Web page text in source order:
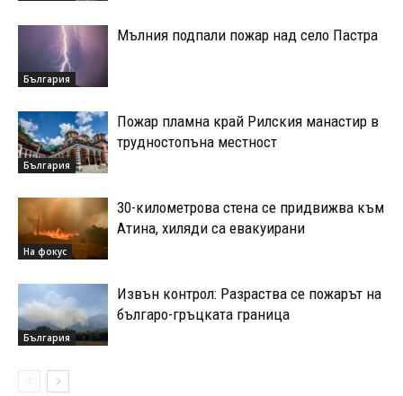
България
Мълния подпали пожар над село Пастра
България
Пожар пламна край Рилския манастир в
трудностопъна местност
На фокус
30-километрова стена се придвижва към
Атина, хиляди са евакуирани
България
Извън контрол: Разраства се пожарът на
българо-гръцката граница